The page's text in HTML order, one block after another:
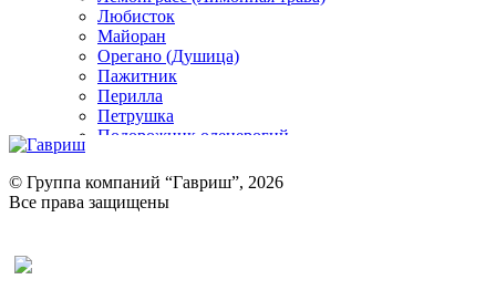
Любисток
Майоран
Орегано (Душица)
Пажитник
Перилла
Петрушка
Подорожник оленерогий
Ревень
Рукола
Рута
© Группа компаний “Гавриш”, 2026
Все права защищены